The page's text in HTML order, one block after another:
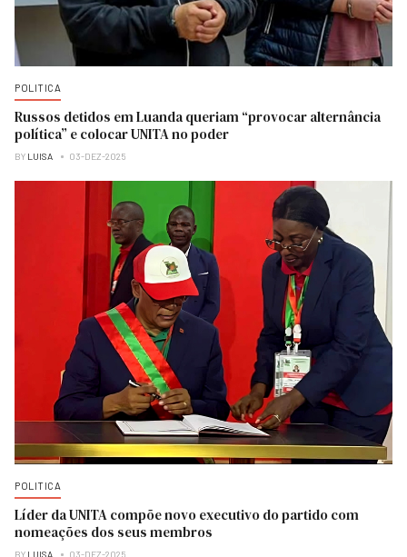
POLITICA
Russos detidos em Luanda queriam “provocar alternância
política” e colocar UNITA no poder
BY LUISA 03-DEZ-2025
POLITICA
Líder da UNITA compõe novo executivo do partido com
nomeações dos seus membros
BY LUISA 03-DEZ-2025